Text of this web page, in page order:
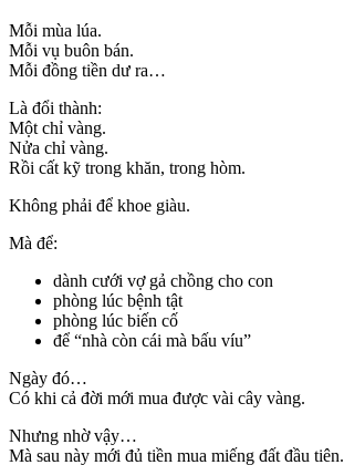
Mỗi mùa lúa.
Mỗi vụ buôn bán.
Mỗi đồng tiền dư ra…
Là đổi thành:
Một chỉ vàng.
Nửa chỉ vàng.
Rồi cất kỹ trong khăn, trong hòm.
Không phải để khoe giàu.
Mà để:
dành cưới vợ gả chồng cho con
phòng lúc bệnh tật
phòng lúc biến cố
để “nhà còn cái mà bấu víu”
Ngày đó…
Có khi cả đời mới mua được vài cây vàng.
Nhưng nhờ vậy…
Mà sau này mới đủ tiền mua miếng đất đầu tiên.